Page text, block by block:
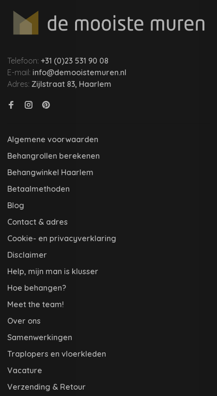
Telefoon: +31 (0)23 531 90 08
E-mail: info@demooistemuren.nl
Adres: Zijlstraat 83, Haarlem
Algemene voorwaarden
Behangrollen berekenen
Behangwinkel Haarlem
Betaalmethoden
Blog
Contact & adres
Cookie- en privacyverklaring
Disclaimer
Help, mijn man is klusser
Hoe behangen?
Meet the team!
Over ons
Samenwerkingen
Traplopers en vloerkleden
Vacature
Verzending & Retour